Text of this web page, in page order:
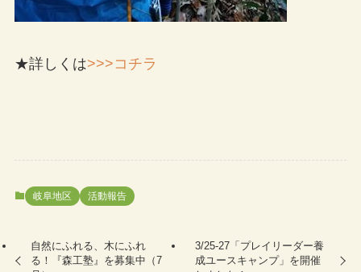
★詳しくは>>>コチラ
岐阜地区 活動報告
自然にふれる、木にふれ
る！『森工塾』を募集中（7
3/25-27「プレイリーダー養
成ユースキャンプ」を開催